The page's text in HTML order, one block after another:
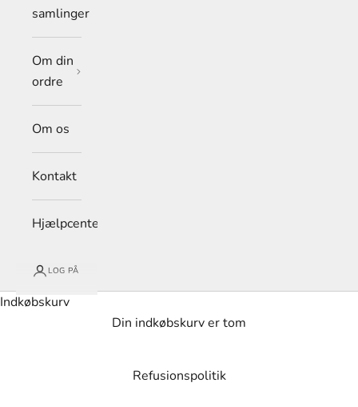
samlinger
Om din
ordre
Om os
Kontakt
Hjælpcenter
LOG PÅ
Indkøbskurv
Din indkøbskurv er tom
Refusionspolitik